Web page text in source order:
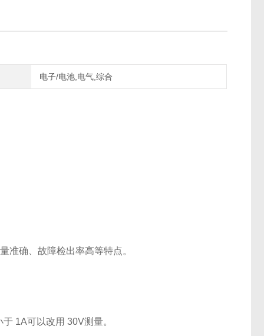
电子/电池,电气,综合
准确、故障检出率高等特点。
1A可以改用 30V测量。